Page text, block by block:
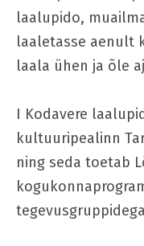
laalupido,
laaletasse aenult
laala ühen ja õle
I Kodavere
kultuuripealinn
ning seda toetab